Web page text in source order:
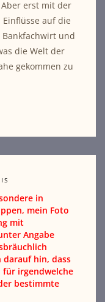
erst mit der
auf die
und
die Welt der
gekommen zu
in
mein Foto
mit
Angabe
darauf hin, dass
für irgendwelche
bestimmte